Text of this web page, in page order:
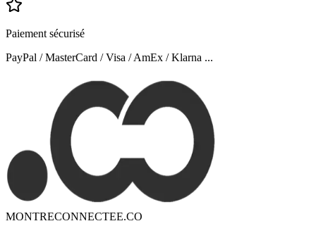
Paiement sécurisé
PayPal / MasterCard / Visa / AmEx / Klarna ...
MONTRECONNECTEE.CO